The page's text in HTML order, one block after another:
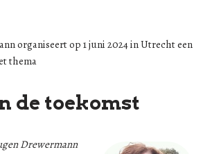
organiseert op 1 juni 2024 in Utrecht een
thema
de toekomst
Drewermann